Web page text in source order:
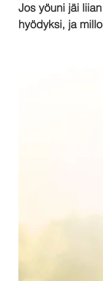
Jos yöuni jäi
hyödyksi, ja